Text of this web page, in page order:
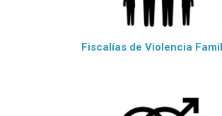
Fiscalías de Violencia